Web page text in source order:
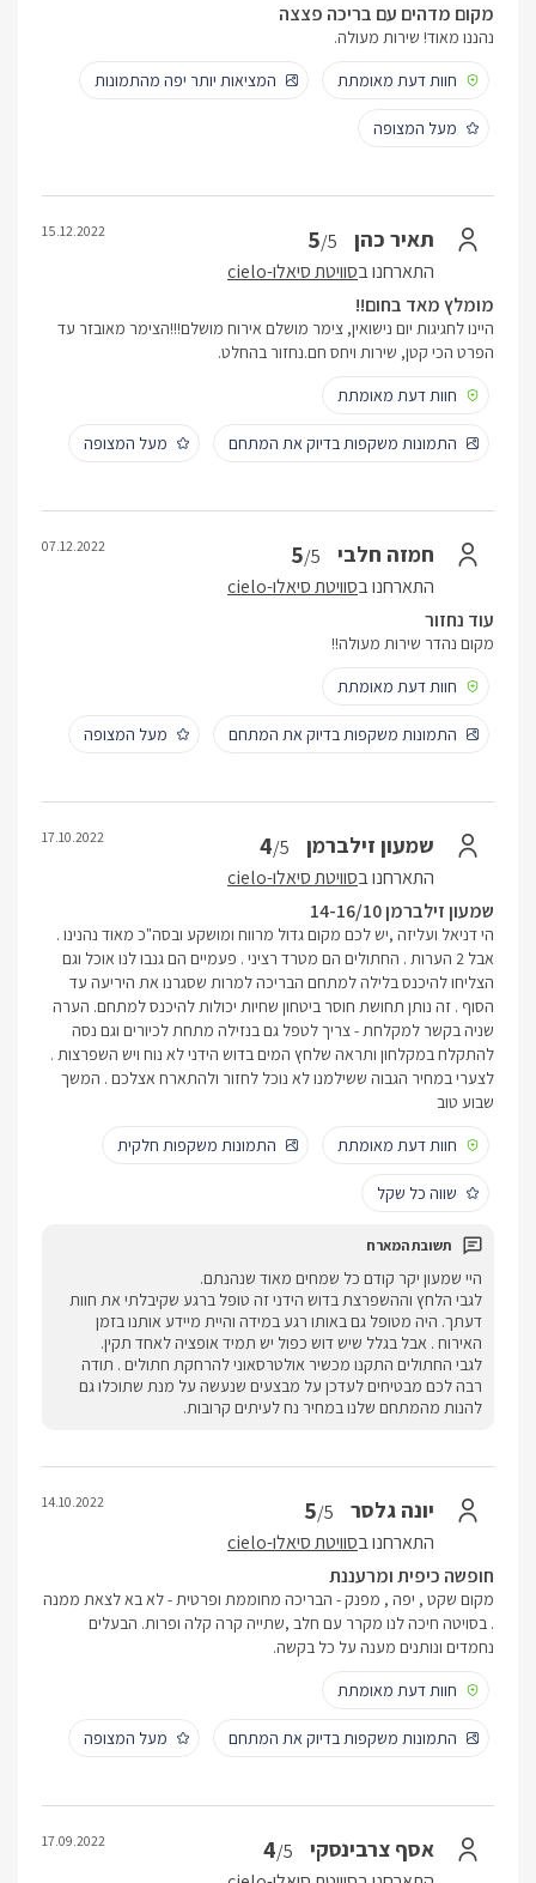
מקום מדהים עם בריכה פצצה
נהננו מאוד! שירות מעולה.
חוות דעת מאומתת
המציאות יותר יפה מהתמונות
מעל המצופה
תאיר כהן 5/5
התארחנו בסוויטת סיאלו-cielo
15.12.2022
מומלץ מאד בחום!!
היינו לחגיגות יום נישואין, צימר מושלם אירוח מושלם!!!הצימר מאובזר עד
הפרט הכי קטן, שירות ויחס חם.נחזור בהחלט.
חוות דעת מאומתת
התמונות משקפות בדיוק את המתחם מעל המצופה
חמזה חלבי 5/5
התארחנו בסוויטת סיאלו-cielo
07.12.2022
עוד נחזור
מקום נהדר שירות מעולה!!
חוות דעת מאומתת
התמונות משקפות בדיוק את המתחם מעל המצופה
שמעון זילברמן 4/5
התארחנו בסוויטת סיאלו-cielo
17.10.2022
שמעון זילברמן 14-16/10
הי דניאל ועליזה ,יש לכם מקום גדול מרווח ומושקע ובסה"כ מאוד נהנינו .
אבל 2 הערות . החתולים הם מטרד רציני . פעמיים הם גנבו לנו אוכל וגם
הצליחו להיכנס בלילה למתחם הבריכה למרות שסגרנו את היריעה עד
הסוף . זה נותן תחושת חוסר ביטחון שחיות יכולות להיכנס למתחם. הערה
שניה בקשר למקלחת - צריך לטפל גם בנזילה מתחת לכיורים וגם נסה
להתקלח במקלחון ותראה שלחץ המים בדוש הידני לא נוח ויש השפרצות .
לצערי במחיר הגבוה ששילמנו לא נוכל לחזור ולהתארח אצלכם . המשך
שבוע טוב
חוות דעת מאומתת
התמונות משקפות חלקית
שווה כל שקל
היי שמעון יקר קודם כל שמחים מאוד שנהנתם.
לגבי הלחץ וההשפרצת בדוש הידני זה טופל ברגע שקיבלתי את חוות
דעתך. היה מטופל גם באותו רגע במידה והיית מיידע אותנו בזמן
האירוח . אבל בגלל שיש דוש כפול יש תמיד אופציה לאחד תקין.
לגבי החתולים התקנו מכשיר אולטרסאוני להרחקת חתולים . תודה
רבה לכם מבטיחים לעדכן על מבצעים שנעשה על מנת שתוכלו גם
להנות מהמתחם שלנו במחיר נח לעיתים קרובות.
יונה גלסר 5/5
התארחנו בסוויטת סיאלו-cielo
14.10.2022
חופשה כיפית ומרעננת
מקום שקט , יפה , מפנק - הבריכה מחוממת ופרטית - לא בא לצאת ממנה
. בסויטה חיכה לנו מקרר עם חלב ,שתייה קרה קלה ופרות. הבעלים
נחמדים ונותנים מענה על כל בקשה.
חוות דעת מאומתת
התמונות משקפות בדיוק את המתחם מעל המצופה
אסף צרבינסקי 4/5
17.09.2022